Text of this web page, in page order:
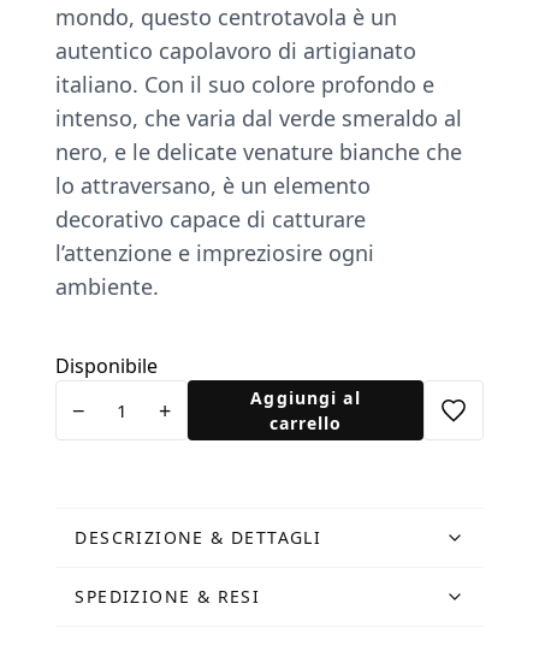
mondo, questo centrotavola è un
autentico capolavoro di artigianato
italiano. Con il suo colore profondo e
intenso, che varia dal verde smeraldo al
nero, e le delicate venature bianche che
lo attraversano, è un elemento
decorativo capace di catturare
l’attenzione e impreziosire ogni
ambiente.
Disponibile
Leonessa
− +
Aggiungi al
carrello
DESCRIZIONE & DETTAGLI
SPEDIZIONE & RESI